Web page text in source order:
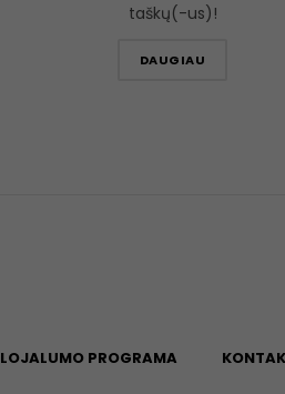
taškų(-us)!
DAUGIAU
LOJALUMO PROGRAMA